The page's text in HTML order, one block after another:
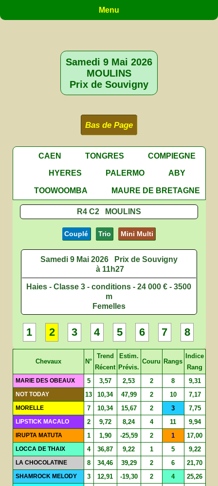
Menu
Samedi 9 Mai 2026
MOULINS
Prix de Souvigny
Bas de Page
CAEN TONGRES
COMPIEGNE
HYERES
PALERMO
ABY
TOOWOOMBA
MAURE DE BRETAGNE
R4 C2 MOULINS
Couplé Trio Mini Multi
Samedi 9 Mai 2026
Prix de Souvigny
à 11h27
Haies - Classe 3 - conditions - 24 000 € - 3500
m
Femelles
1 2 3 4 5 6 7 8
Chevaux N°
Trend
Récent
Estim.
Prévis.
Couru Rangs
Indice
Rang
MARIE DES OBEAUX 5 3,57 2,53 2 8 9,31
NOT TODAY 13 10,34 47,99 2 10 7,17
MORELLE 7 10,34 15,67 2 3 7,75
LIPSTICK MACALO 2 9,72 8,24 4 11 9,94
IRUPTA MATUTA 1 1,90 -25,59 2 1 17,00
LOCCA DE THAIX 4 36,87 9,22 1 5 9,22
LA CHOCOLATINE 8 34,46 39,29 2 6 21,70
SHAMROCK MELODY 3 12,91 -19,30 2 4 25,26